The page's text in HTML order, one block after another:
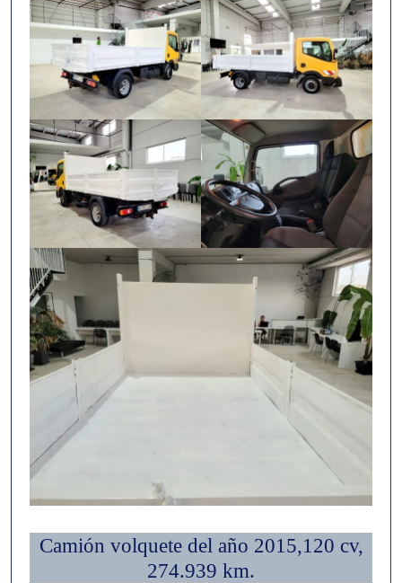
Camión volquete del año 2015,120 cv,
274.939 km.